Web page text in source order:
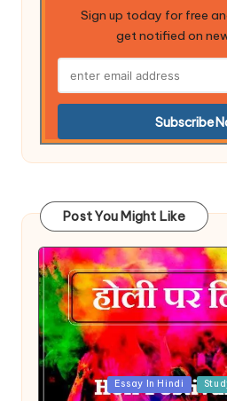
Sign up today for free
get notified on
Post You Might Like
Posted
Essay In Hindi